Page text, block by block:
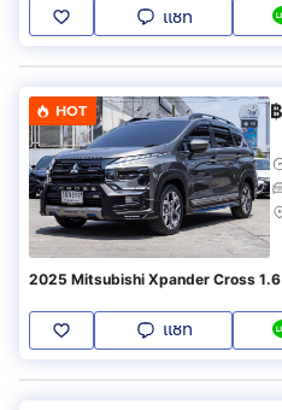
แชท
HOT ฿
2025 Mitsubishi Xpander Cross 1.6
แชท